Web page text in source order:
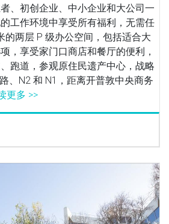
、初创企业、中小企业和大公司一
工作环境中享受所有福利，无需任
的两层 P 级办公空间，包括适合大
，享受家门口商店和餐厅的便利，
跑道，参观原住民遗产中心，战略
、N2 和 N1，距离开普敦中央商务
更多 >>